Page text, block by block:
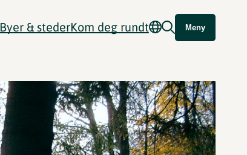
Byer & stederKom deg rundt Meny